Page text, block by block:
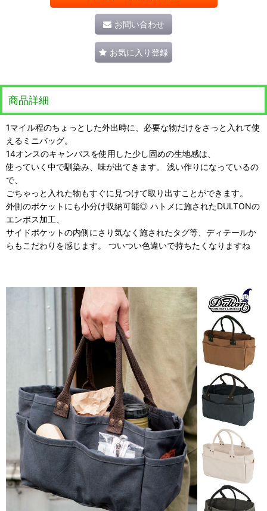
お問い合わせ
お気に入り登録
商品詳細
1マイル程のちょっとした外出時に、必要な物だけをさっと入れて使
えるミニバッグ。
14オンスのキャンバスを使用した少し固めの生地感は、
使っていく中で馴染み、味が出てきます。 浅い作りになっているの
で、
ごちゃっと入れた物もすぐに見つけて取り出すことができます。
外側のポケットにも小分け収納可能◎ ハトメに施されたDULTONの
エンボス加工、
サイドポケットの内側にさり気なく施されたタグ等、ディテールか
らもこだわりを感じます。 ついつい色違いで持ちたくなりますね